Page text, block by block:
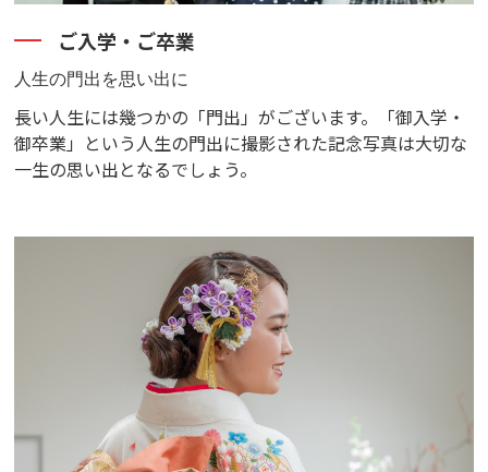
ご入学・ご卒業
人生の門出を思い出に
長い人生には幾つかの「門出」がございます。「御入学・
御卒業」という人生の門出に撮影された記念写真は大切な
一生の思い出となるでしょう。